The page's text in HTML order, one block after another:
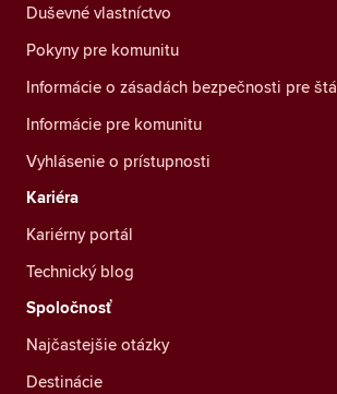
Duševné vlastníctvo
Pokyny pre komunitu
Informácie o zásadách bezpečnosti pre
Informácie pre komunitu
Vyhlásenie o prístupnosti
Kariéra
Kariérny portál
Technický blog
Spoločnosť
Najčastejšie otázky
Destinácie